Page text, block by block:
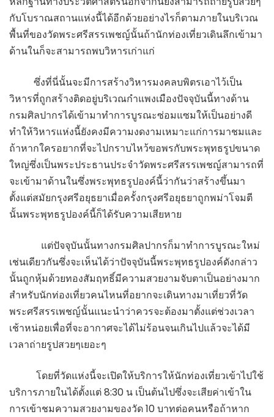
กับโบราณสถานแห่งนี้ได้อีกด้วยอย่างไรก็ตามภายในบริเวณ
พื้นที่ของวัดพระศรีสรรเพชญ์นั้นถ้านักท่องเที่ยวเดินลึกเข้ามา
ด้านในก็จะสามารถพบวิหารเก่าแก่
ซึ่งที่นี่นั้นจะมีการสร้างวิหารมงคลบพิตรเอาไว้เป็น
วิหารที่ถูกสร้างติดอยู่บริเวณกำแพงเมืองปัจจุบันนี้ทางด้าน
กรมศิลปากรได้เข้ามาทำการบูรณะซ่อมแซมให้เป็นอย่างดี
ทำให้วิหารแห่งนี้ยังคงมีความงดงามเหมาะแก่การมาชมและ
ถ้าหากใครอยากที่จะไปกราบไหว้ขอพรกับพระพุทธรูปขนาด
ใหญ่ซึ่งเป็นพระประธานประจำวัดพระศรีสรรเพชญ์สามารถที่
จะเข้ามาด้านในซึ่งพระพุทธรูปองค์นี้ว่ากันว่าสร้างขึ้นมา
ตั้งแต่สมัยกรุงศรีอยุธยาเมื่อครั้งกรุงศรีอยุธยาถูกพม่าโจมตี
นั้นพระพุทธรูปองค์นี้ก็ได้รับความเสียหาย
แต่ปัจจุบันนั้นทางกรมศิลปากรก็มาทำการบูรณะใหม่
เช่นเดียวกันซึ่งจะเห็นได้ว่าปัจจุบันนี้พระพุทธรูปองค์ดังกล่าว
นั้นถูกหุ้มด้วยทองสัมฤทธิ์มีความสวยงามจับตาเป็นอย่างมาก
สำหรับนักท่องเที่ยวคนไหนที่อยากจะเดินทางมาเที่ยวที่วัด
พระศรีสรรเพชญ์นั้นแนะนำว่าควรจะต้องมาตั้งแต่ช่วงเวลา
เช้าหน่อยเพื่อที่จะอากาศจะได้ไม่ร้อนจนเกินไปแล้วจะได้มี
เวลาถ่ายรูปสวยๆเยอะๆ
โดยที่วัดแห่งนี้จะเปิดให้บริการให้นักท่องเที่ยวเข้าไปใช้
บริการภายในได้ตั้งแต่ 8:30 น เป็นต้นไปซึ่งจะเสียค่าเข้าใน
การเข้าชมความสวยงามของวัด 10 บาทต่อคนหรือถ้าหาก